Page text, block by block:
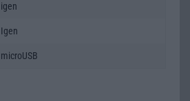
igen
Igen
microUSB